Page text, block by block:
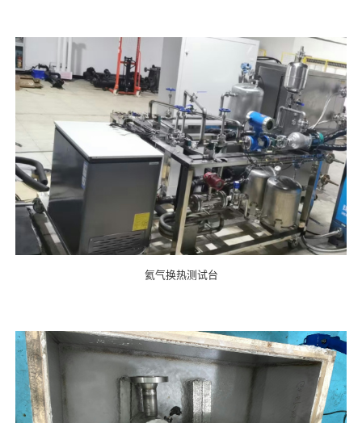
氦气换热测试台